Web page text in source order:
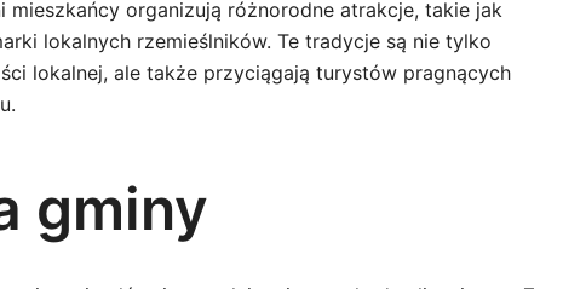
organizują różnorodne atrakcje, takie jak
lokalnych rzemieślników. Te tradycje są nie tylko
lokalnej, ale także przyciągają turystów pragnących
gminy